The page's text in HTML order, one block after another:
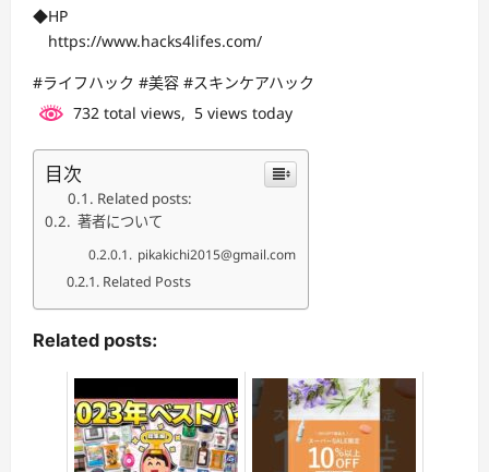
◆HP
https://www.hacks4lifes.com/
#ライフハック #美容 #スキンケアハック
732 total views, 5 views today
目次
Related posts:
著者について
pikakichi2015@gmail.com
Related Posts
Related posts: